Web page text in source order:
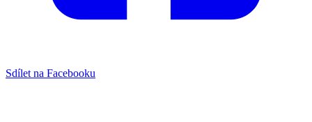
Sdílet na Facebooku